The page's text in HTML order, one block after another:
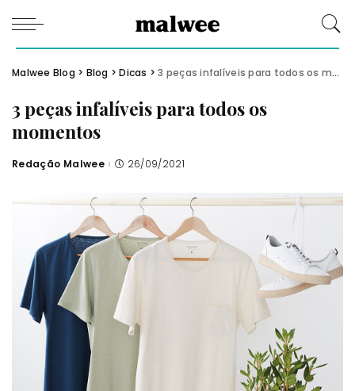
Malwee Blog > Blog >Dicas >3 peças infalíveis para todos os momentos
3 peças infalíveis para todos os
momentos
Posted
Redação Malwee 26/09/2021